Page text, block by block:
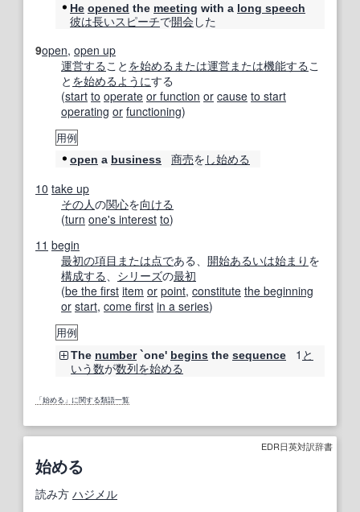
He opened the meeting with a long speech
彼は長いスピーチで開会した
9open, open up
運営する こと を始める または運営または機能する こ
と を始める ようにする
(start to operate or function or cause to start
operating or functioning)
用例
open a business 商売を し始める
10 take up
その人の関心を向ける
(turn one's interest to)
11 begin
最初の項目 または点である、 開始あるいは始まり を
構成する
シリーズの最初
(be the first item or point, constitute the beginning
or start, come first in a series)
用例
The number`one' begins the sequence 1 と
いう数が数列を始める
「始める」に関する類語一覧
EDR日英対訳辞書
始める
読み方 ハジメル